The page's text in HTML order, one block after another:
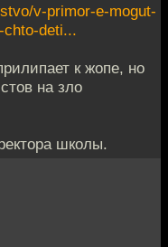
v-primor-e-mogut-
deti...
к жопе, но
на зло
школы.